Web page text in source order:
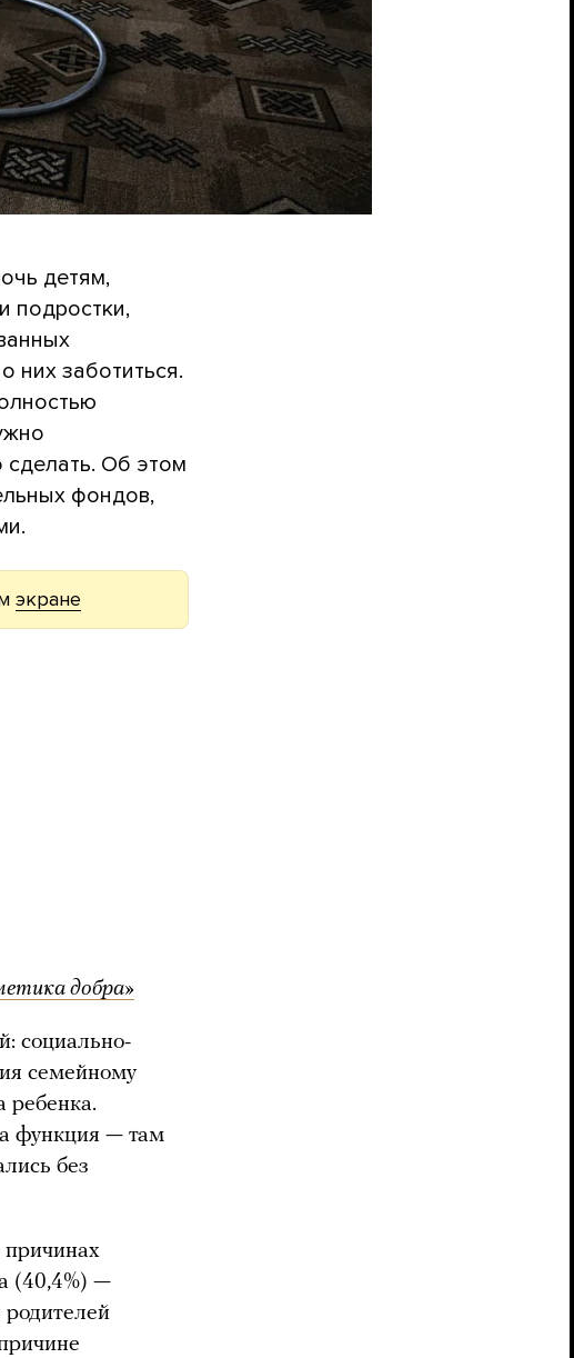
детям,
подростки,
них заботиться.
сделать. Об этом
фондов,
экране
добра»
социально-
семейному
ребенка.
функция — там
без
причинах
(40,4%) —